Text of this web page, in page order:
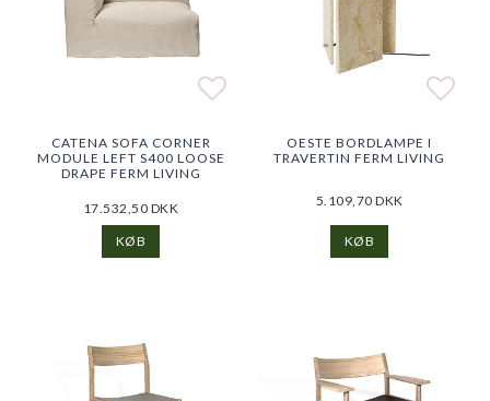
Add to list of favorites
Add to list of favorites
CATENA SOFA CORNER
MODULE LEFT S400 LOOSE
DRAPE FERM LIVING
17.532,50 DKK
KØB
Add
Add
OESTE BORDLAMPE I
TRAVERTIN FERM LIVING
5.109,70 DKK
KØB